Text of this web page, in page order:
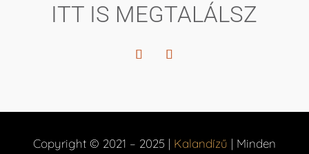
ITT IS MEGTALÁLSZ
Copyright © 2021 – 2025 | Kalandízű | Minden